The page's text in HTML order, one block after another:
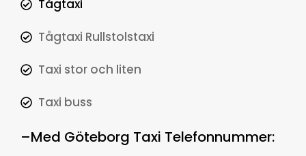
Tågtaxi
Tågtaxi Rullstolstaxi
Taxi stor och liten
Taxi buss
–Med Göteborg Taxi Telefonnummer: